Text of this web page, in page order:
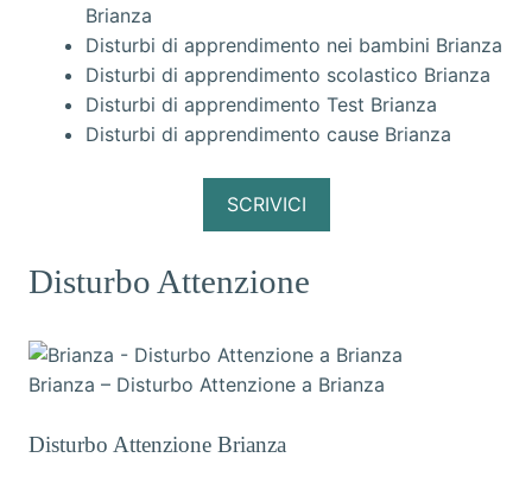
Brianza
Disturbi di apprendimento nei bambini Brianza
Disturbi di apprendimento scolastico Brianza
Disturbi di apprendimento Test Brianza
Disturbi di apprendimento cause Brianza
SCRIVICI
Disturbo Attenzione
Brianza – Disturbo Attenzione a Brianza
Disturbo Attenzione Brianza